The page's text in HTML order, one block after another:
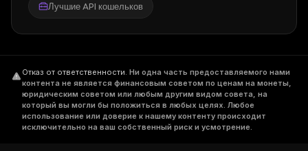
Лучшие API кошельков
Отказ от ответственности. Ни одна часть предоставляемого нами
контента не является финансовым советом по ценам на монеты,
юридическим советом или любым другим видом совета, на
который вы могли бы положиться в любых целях. Любое
использование или доверие к нашему контенту происходит
исключительно на ваш собственный риск и усмотрение.